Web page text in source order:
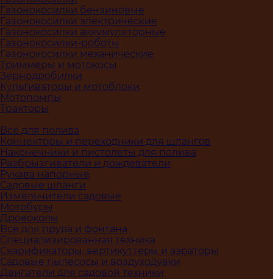
Газонокосилки бензиновые
Газонокосилки электрические
Газонокосилки аккумуляторные
Газонокосилки-роботы
Газонокосилки механические
Триммеры и мотокосы
Зернодробилки
Культиваторы и мотоблоки
Мотопомпы
Тракторы
Всё для полива
Коннекторы и переходники для шлангов
Наконечники и пистолеты для полива
Разбрызгиватели и дождеватели
Рукава напорные
Садовые шланги
Измельчители садовые
Мотобуры
Дровоколы
Все для пруда и фонтана
Специализированная техника
Скарификаторы, вертикуттеры и аэраторы
Садовые пылесосы и воздуходувки
Двигатели для садовой техники